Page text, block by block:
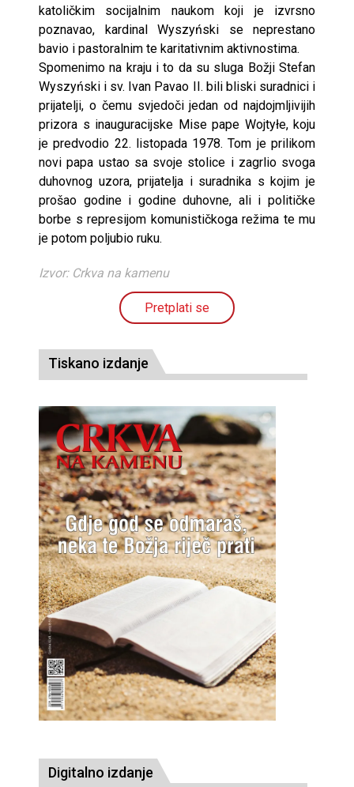
katoličkim socijalnim naukom koji je izvrsno
poznavao, kardinal Wyszyński se neprestano
bavio i pastoralnim te karitativnim aktivnostima.
Spomenimo na kraju i to da su sluga Božji Stefan
Wyszyński i sv. Ivan Pavao II. bili bliski suradnici i
prijatelji, o čemu svjedoči jedan od najdojmljivijih
prizora s inauguracijske Mise pape Wojtyłe, koju
je predvodio 22. listopada 1978. Tom je prilikom
novi papa ustao sa svoje stolice i zagrlio svoga
duhovnog uzora, prijatelja i suradnika s kojim je
prošao godine i godine duhovne, ali i političke
borbe s represijom komunističkoga režima te mu
je potom poljubio ruku.
Izvor: Crkva na kamenu
Pretplati se
Tiskano izdanje
Digitalno izdanje